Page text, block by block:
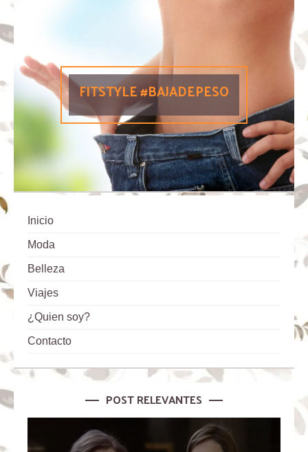
FITSTYLE #BAJADEPESO
Inicio
Moda
Belleza
Viajes
¿Quien soy?
Contacto
POST RELEVANTES